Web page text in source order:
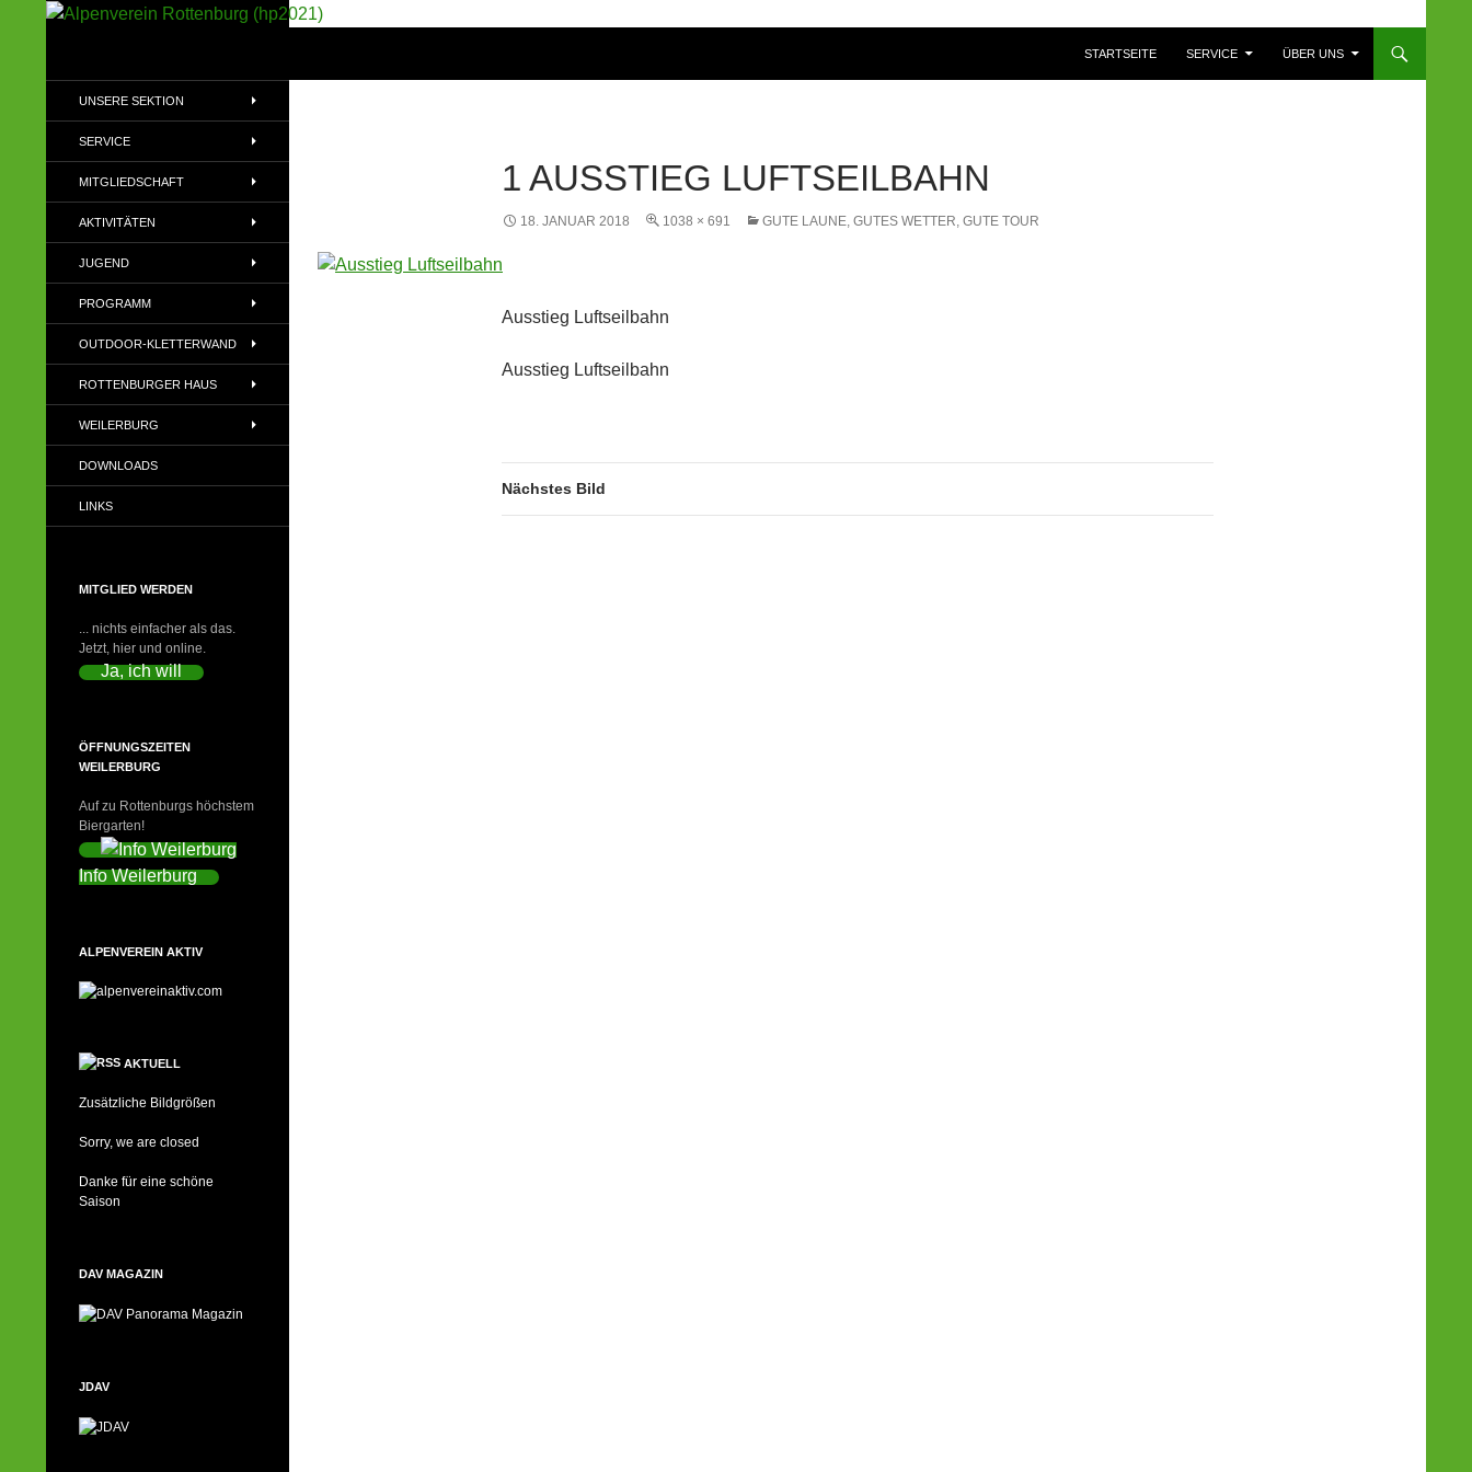
STARTSEITE
SERVICE ÜBER UNS
1 AUSSTIEG LUFTSEILBAHN
18. JANUAR 2018 1038 × 691 GUTE LAUNE, GUTES WETTER, GUTE TOUR
Ausstieg Luftseilbahn
Ausstieg Luftseilbahn
Nächstes Bild
(DAV)
UNSERE SEKTION
SERVICE
MITGLIEDSCHAFT
AKTIVITÄTEN
JUGEND
PROGRAMM
OUTDOOR-KLETTERWAND
ROTTENBURGER HAUS
WEILERBURG
DOWNLOADS
LINKS
MITGLIED WERDEN
... nichts einfacher als das.
Jetzt, hier und online.
Ja, ich will
ÖFFNUNGSZEITEN
WEILERBURG
Auf zu Rottenburgs höchstem
Biergarten!
Info Weilerburg
ALPENVEREIN AKTIV
AKTUELL
Zusätzliche Bildgrößen
Sorry, we are closed
Danke für eine schöne
Saison
DAV MAGAZIN
JDAV